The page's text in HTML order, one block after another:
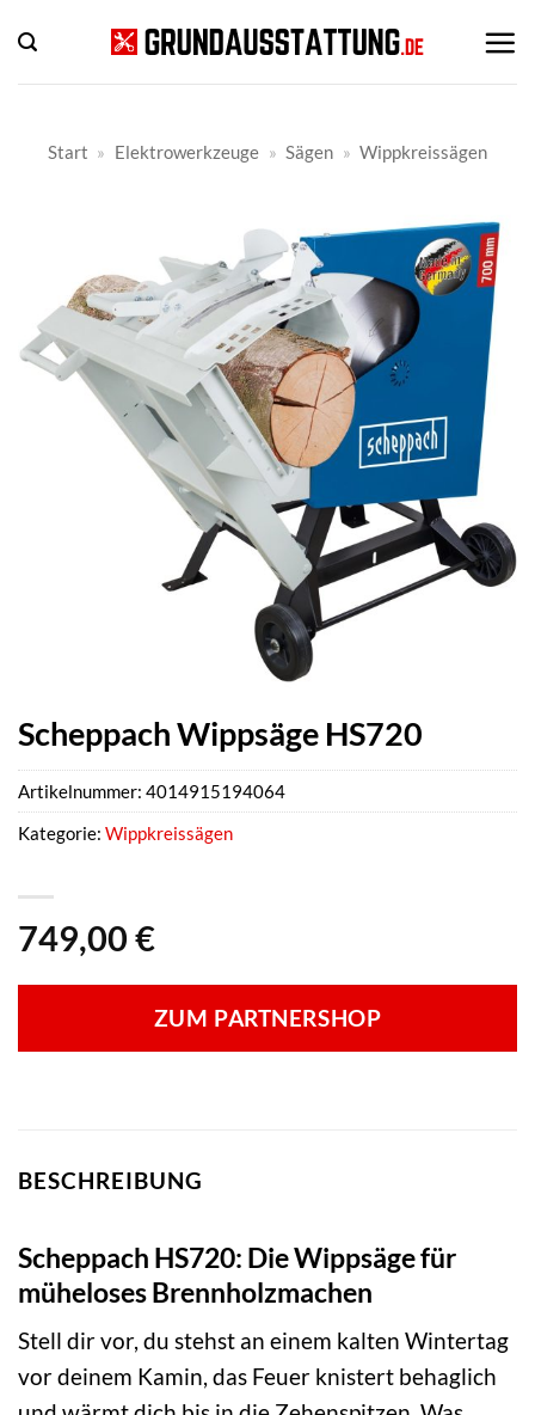
Inhalt
springen
Start » Elektrowerkzeuge » Sägen » Wippkreissägen
Scheppach Wippsäge HS720
749,00 €
ZUM PARTNERSHOP
Artikelnummer: 4014915194064
Kategorie: Wippkreissägen
BESCHREIBUNG
Scheppach HS720: Die Wippsäge für
müheloses Brennholzmachen
Stell dir vor, du stehst an einem kalten Wintertag
vor deinem Kamin, das Feuer knistert behaglich